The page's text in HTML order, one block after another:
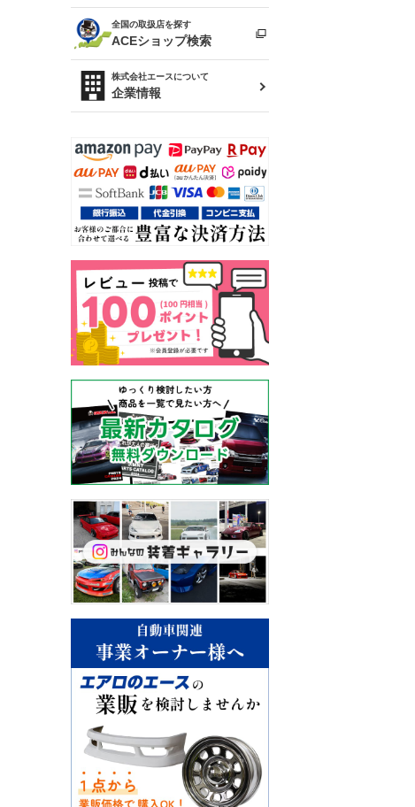
アルテッツァ
プロボックス
RAV4
スカイライン
（ER34/R33/ECR33/R32）
キャラバン
ローレル
セフィーロ
雑貨・ステーショナリー
ベビー用品
全国の取扱店を探す
ACEショップ検索
株式会社エースについて
企業情報